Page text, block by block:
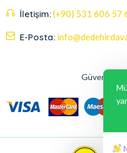
İletişim:(+90) 531 606 57
E-Posta:
Güvenli